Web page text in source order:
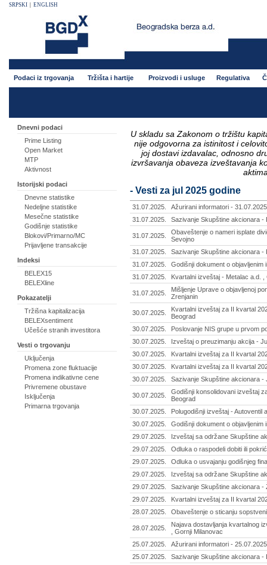
SRPSKI ENGLISH
Podaci iz trgovanja Tržišta i hartije Proizvodi i usluge Regulativa
Dnevni podaci
Prime Listing
Open Market
MTP
Aktivnost
Istorijski podaci
Dnevne statistike
Nedeljne statistike
Mesečne statistike
Godišnje statistike
Blokovi/Primarno/MC
Prijavljene transakcije
Indeksi
BELEX15
BELEXline
Pokazatelji
Tržišna kapitalizacija
BELEXsentiment
Učešće stranih investitora
Vesti o trgovanju
Uključenja
Promena zone fluktuacije
Promena indikativne cene
Privremene obustave
Isključenja
Primarna trgovanja
U skladu sa Zakonom o tržištu
nije odgovorna za istinitost i
joj dostavi izdavalac, odnosno
izvršavanja obaveza izveštavanja
- Vesti za jul 2025 godine
31.07.2025.
Ažurirani informatori - 31.07.2025
31.07.2025.
Sazivanje Skupštine akcionara -
31.07.2025.
Obaveštenje o nameri isplate
Sevojno
31.07.2025.
Sazivanje Skupštine akcionara -
31.07.2025.
Godišnji dokument o objavljenim
31.07.2025.
Kvartalni izveštaj - Metalac a.d. ,
31.07.2025.
Mišljenje Uprave o objavljenoj
Zrenjanin
30.07.2025.
Kvartalni izveštaj za II kvartal
Beograd
30.07.2025.
Poslovanje NIS grupe u prvom
30.07.2025.
Izveštaj o preuzimanju akcija -
30.07.2025.
Kvartalni izveštaj za II kvartal
30.07.2025.
Kvartalni izveštaj za II kvartal
30.07.2025.
Sazivanje Skupštine akcionara
30.07.2025.
Godišnji konsolidovani izveštaj
Beograd
30.07.2025.
Polugodišnji izveštaj - Autoventil
30.07.2025.
Godišnji dokument o objavljenim
29.07.2025.
Izveštaj sa održane Skupštine
29.07.2025.
Odluka o raspodeli dobiti ili
29.07.2025.
Odluka o usvajanju godišnjeg
29.07.2025.
Izveštaj sa održane Skupštine
29.07.2025.
Sazivanje Skupštine akcionara -
29.07.2025.
Kvartalni izveštaj za II kvartal
28.07.2025.
Obaveštenje o sticanju
28.07.2025.
Najava dostavljanja kvartalnog
, Gornji Milanovac
25.07.2025.
Ažurirani informatori - 25.07.2025
25.07.2025.
Sazivanje Skupštine akcionara -